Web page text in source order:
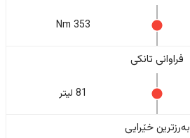
353 Nm
فراوانی تانکی
81 لیتر
بەرزترین خێرایی